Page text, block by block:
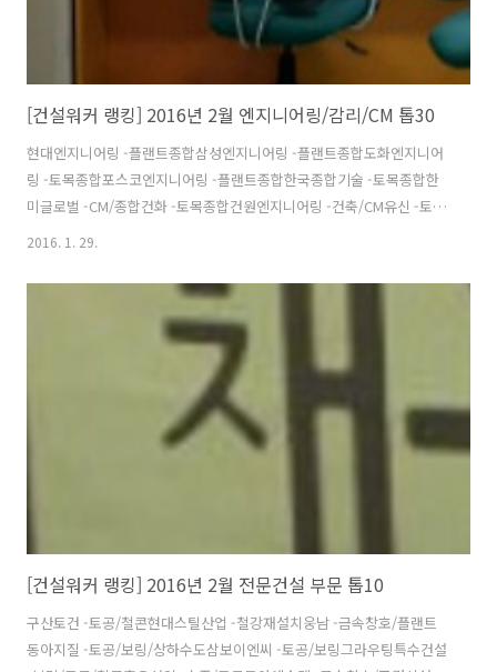
[건설워커 랭킹] 2016년 2월 엔지니어링/감리/CM 톱30
현대엔지니어링 -플랜트종합삼성엔지니어링 -플랜트종합도화엔지니어
링 -토목종합포스코엔지니어링 -플랜트종합한국종합기술 -토목종합한
미글로벌 -CM/종합건화 -토목종합건원엔지니어링 -건축/CM유신 -토목
종합삼안 -토목종합서영엔지니어링 -토목종합동명기술공단 -토목/건축
일기술공사 -토목종합경호엔지니어링 -건설ENG/CM동부엔지니어링 -
토목종합다산컨설턴트 -토목종합KG엔지니어링 -토목종합벽산엔지니
어링 -토목종합PB -CM세일종합기술공사 -토목종합유탑엔지니어링 토
목종합대한콘설탄트 1토목종합홍익기술단 -토목종합혜인이엔씨 1토목
종합범한엔지니어링 3토목/건축한국종합엔지니어링 2토목종합바우컨
설탄트 -토목종합출처 : 건설워커 http://www.worker.co.k..
2016. 1. 29.
[건설워커 랭킹] 2016년 2월 전문건설 부문 톱10
구산토건 -토공/철콘현대스틸산업 -철강재설치웅남 -금속창호/플랜트
동아지질 -토공/보링/상하수도삼보이엔씨 -토공/보링그라우팅특수건설